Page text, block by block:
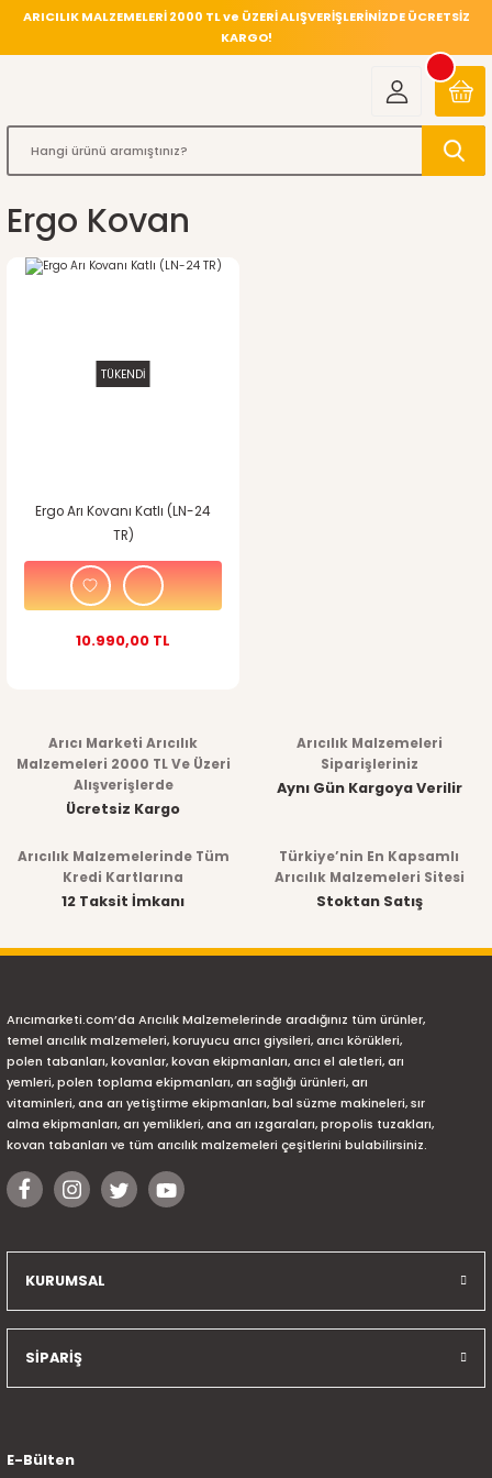
ARICILIK MALZEMELERİ 2000 TL ve ÜZERİ ALIŞVERİŞLERİNİZDE ÜCRETSİZ
KARGO!
Ergo Kovan
TÜKENDİ
Ergo Arı Kovanı Katlı (LN-24
TR)
10.990,00 TL
Arıcı Marketi Arıcılık
Malzemeleri 2000 TL Ve Üzeri
Alışverişlerde
Ücretsiz Kargo
Arıcılık Malzemeleri
Siparişleriniz
Aynı Gün Kargoya Verilir
Arıcılık Malzemelerinde Tüm
Kredi Kartlarına
12 Taksit İmkanı
Türkiye’nin En Kapsamlı
Arıcılık Malzemeleri Sitesi
Stoktan Satış
Arıcımarketi.com’da Arıcılık Malzemelerinde aradığınız tüm ürünler,
temel arıcılık malzemeleri, koruyucu arıcı giysileri, arıcı körükleri,
polen tabanları, kovanlar, kovan ekipmanları, arıcı el aletleri, arı
yemleri, polen toplama ekipmanları, arı sağlığı ürünleri, arı
vitaminleri, ana arı yetiştirme ekipmanları, bal süzme makineleri, sır
alma ekipmanları, arı yemlikleri, ana arı ızgaraları, propolis tuzakları,
kovan tabanları ve tüm arıcılık malzemeleri çeşitlerini bulabilirsiniz.
KURUMSAL
SİPARİŞ
E-Bülten